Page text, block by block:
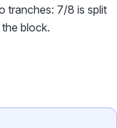
tranches: 7/8 is split
block.